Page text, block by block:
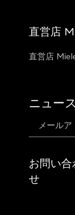
直営店
直営店
ニュー
お問い合
せ